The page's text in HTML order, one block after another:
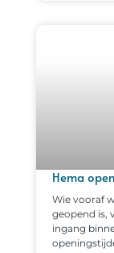
Hema
Wie vooraf
geopend is,
ingang